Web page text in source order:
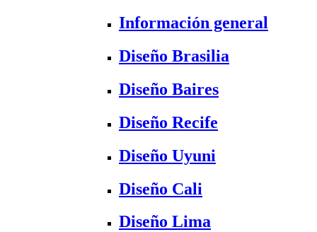
Información general
Diseño Brasilia
Diseño Baires
Diseño Recife
Diseño Uyuni
Diseño Cali
Diseño Lima